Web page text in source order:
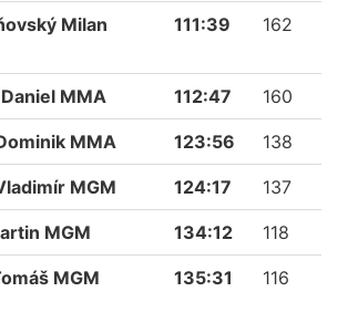
Milan
111:39 162
MMA 112:47 160
MMA 123:56 138
MGM 124:17 137
MGM 134:12 118
MGM 135:31 116